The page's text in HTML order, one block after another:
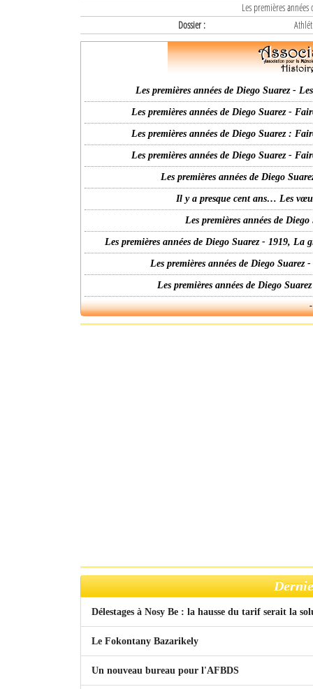
Les premières
Dossier :
Les premières années de Diego Suarez -
Les premières années de Diego Suarez -
Les premières années de Diego Suarez :
Les premières années de Diego Suarez -
Les premières années de Diego
Il y a presque cent ans… Les
Les premières années de
Les premières années de Diego Suarez - 1919,
Les premières années de Diego
Les premières années de Diego
Délestages à Nosy Be : la hausse du tarif serait la
Le Fokontany Bazarikely
Un nouveau bureau pour l'AFBDS